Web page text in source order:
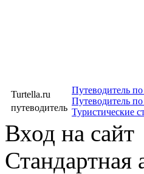
Turtella.ru
путеводитель
Путеводитель
Путеводитель
Туристические
Вход на сайт
Стандартная